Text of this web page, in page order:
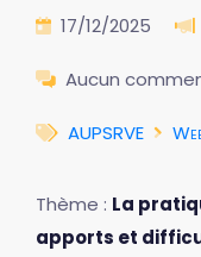
17/12/2025
Aucun
AUPSRVE
Thème : La
apports et